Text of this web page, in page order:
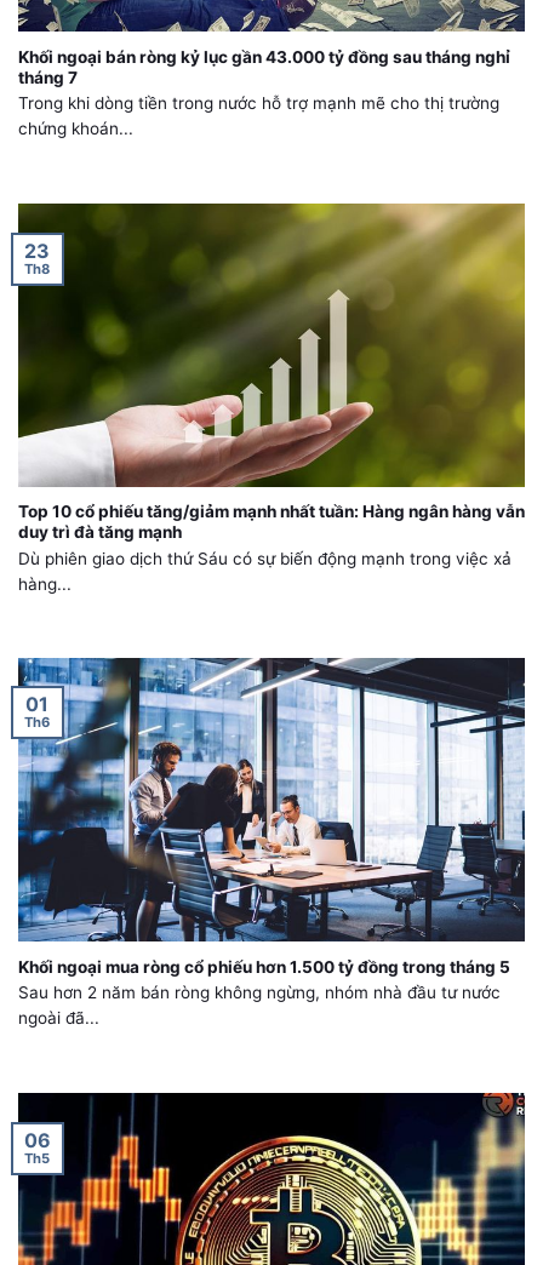
Khối ngoại bán ròng kỷ lục gần 43.000 tỷ đồng sau tháng nghỉ
tháng 7
Trong khi dòng tiền trong nước hỗ trợ mạnh mẽ cho thị trường
chứng khoán...
Top 10 cổ phiếu tăng/giảm mạnh nhất tuần: Hàng ngân hàng vẫn
duy trì đà tăng mạnh
Dù phiên giao dịch thứ Sáu có sự biến động mạnh trong việc xả
hàng...
23
Th8
Khối ngoại mua ròng cổ phiếu hơn 1.500 tỷ đồng trong tháng 5
Sau hơn 2 năm bán ròng không ngừng, nhóm nhà đầu tư nước
ngoài đã...
01
Th6
06
Th5